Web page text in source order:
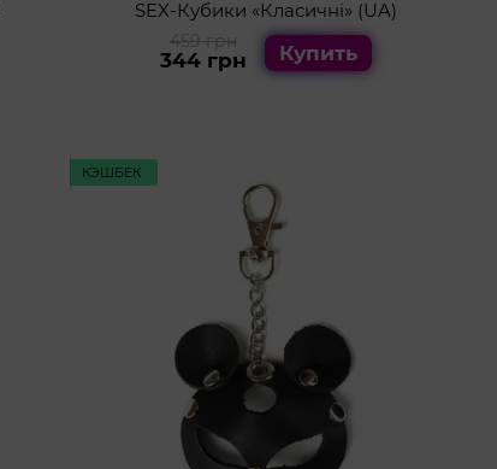
SEX-Кубики «Класичні» (UA)
459 грн
344 грн Купить
КЭШБЕК